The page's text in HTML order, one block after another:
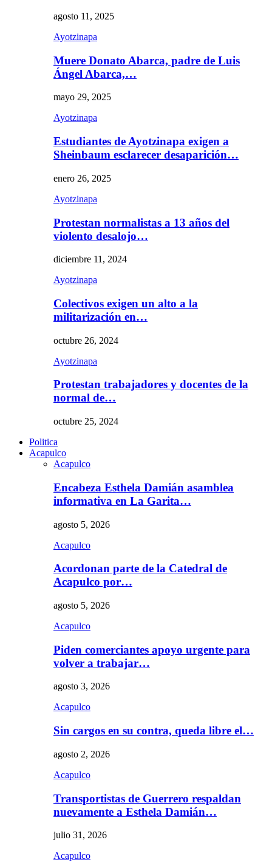
agosto 11, 2025
Ayotzinapa
Muere Donato Abarca, padre de Luis
Ángel Abarca,…
mayo 29, 2025
Ayotzinapa
Estudiantes de Ayotzinapa exigen a
Sheinbaum esclarecer desaparición…
enero 26, 2025
Ayotzinapa
Protestan normalistas a 13 años del
violento desalojo…
diciembre 11, 2024
Ayotzinapa
Colectivos exigen un alto a la
militarización en…
octubre 26, 2024
Ayotzinapa
Protestan trabajadores y docentes de la
normal de…
octubre 25, 2024
Politica
Acapulco
Acapulco
Encabeza Esthela Damián asamblea
informativa en La Garita…
agosto 5, 2026
Acapulco
Acordonan parte de la Catedral de
Acapulco por…
agosto 5, 2026
Acapulco
Piden comerciantes apoyo urgente para
volver a trabajar…
agosto 3, 2026
Acapulco
Sin cargos en su contra, queda libre el…
agosto 2, 2026
Acapulco
Transportistas de Guerrero respaldan
nuevamente a Esthela Damián…
julio 31, 2026
Acapulco